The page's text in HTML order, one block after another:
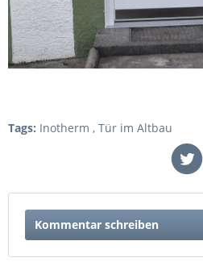
Tags: Inotherm , Tür im Altbau
Kommentar schreiben